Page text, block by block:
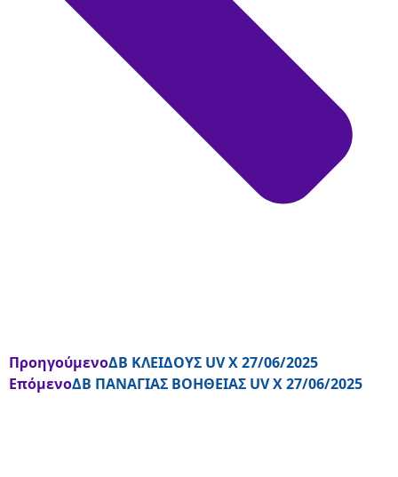
ΠροηγούμενοΔΒ ΚΛΕΙΔΟΥΣ UV Χ 27/06/2025
ΕπόμενοΔΒ ΠΑΝΑΓΙΑΣ ΒΟΗΘΕΙΑΣ UV Χ 27/06/2025